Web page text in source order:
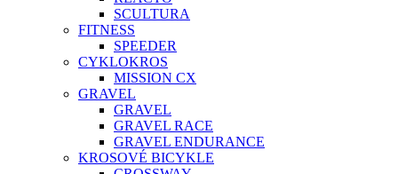
SCULTURA
FITNESS
SPEEDER
CYKLOKROS
MISSION CX
GRAVEL
GRAVEL
GRAVEL RACE
GRAVEL ENDURANCE
KROSOVÉ BICYKLE